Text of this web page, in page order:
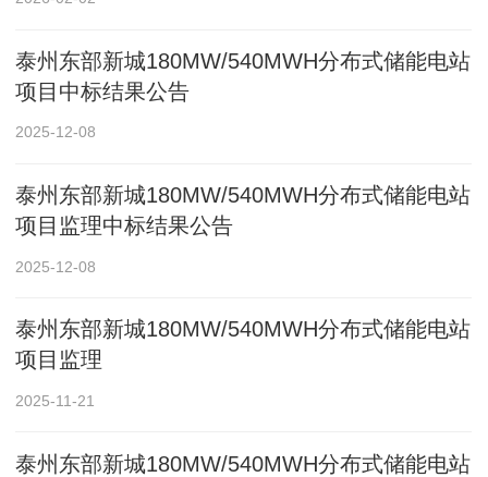
泰州东部新城180MW/540MWH分布式储能电站
项目中标结果公告
2025-12-08
泰州东部新城180MW/540MWH分布式储能电站
项目监理中标结果公告
2025-12-08
泰州东部新城180MW/540MWH分布式储能电站
项目监理
2025-11-21
泰州东部新城180MW/540MWH分布式储能电站